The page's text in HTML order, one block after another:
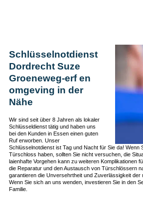
Schlüsselnotdienst
Dordrecht Suze
Groeneweg-erf en
omgeving in der
Nähe
Wir sind seit über 8 Jahren als lokaler
Schlüsseldienst tätig und haben uns
bei den Kunden in Essen einen guten
Ruf erworben. Unser
Schlüsselnotdienst ist Tag und Nacht für Sie da! Wenn
Türschloss haben, sollten Sie nicht versuchen, die
laienhafte Vorgehen kann zu weiteren Komplikationen
die Reparatur und den Austausch von Türschlössern
garantieren die Unversehrtheit und Zuverlässigkeit der
Wenn Sie sich an uns wenden, investieren Sie in den
Familie.